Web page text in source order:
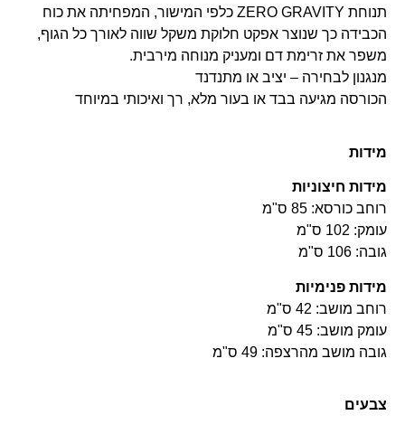
תנוחת ZERO GRAVITY כלפי המישור, המפחיתה את כוח
הכבידה כך שנוצר אפקט חלוקת משקל שווה לאורך כל הגוף,
משפר את זרימת דם ומעניק מנוחה מירבית.
מנגנון לבחירה – יציב או מתנדנד
הכורסה מגיעה בבד או בעור מלא, רך ואיכותי במיוחד
מידות
מידות חיצוניות
רוחב כורסא: 85 ס"מ
עומק: 102 ס"מ
גובה: 106 ס"מ
מידות פנימיות
רוחב מושב: 42 ס"מ
עומק מושב: 45 ס"מ
גובה מושב מהרצפה: 49 ס"מ
צבעים